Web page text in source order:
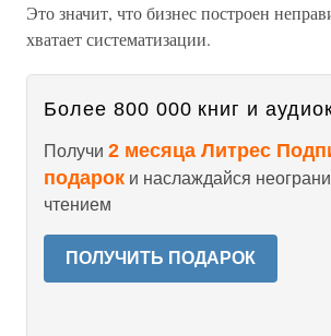
Это значит, что бизнес построен
хватает систематизации.
Более 800 000 книг и
Получи 2 месяца Литрес
подарок и наслаждайся
чтением
ПОЛУЧИТЬ ПОДАРОК